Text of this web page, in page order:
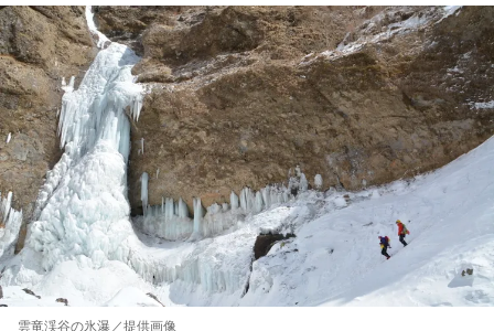
雲竜渓谷の氷瀑／提供画像